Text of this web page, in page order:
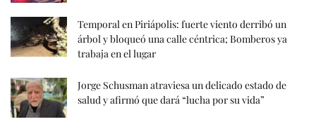
Temporal en Piriápolis: fuerte viento derribó un
árbol y bloqueó una calle céntrica; Bomberos ya
trabaja en el lugar
Jorge Schusman atraviesa un delicado estado de
salud y afirmó que dará “lucha por su vida”